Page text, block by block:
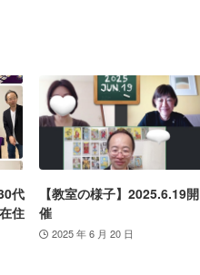
代
住
【教室の様子】2025.6.19開
催
2025 年 6 月 20 日